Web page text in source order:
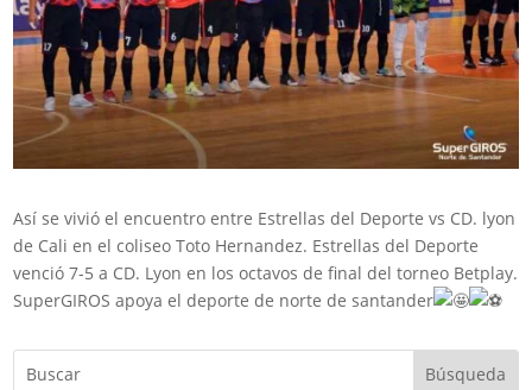
Así se vivió el encuentro entre Estrellas del Deporte vs CD. lyon
de Cali en el coliseo Toto Hernandez. Estrellas del Deporte
venció 7-5 a CD. Lyon en los octavos de final del torneo Betplay.
SuperGIROS apoya el deporte de norte de santander